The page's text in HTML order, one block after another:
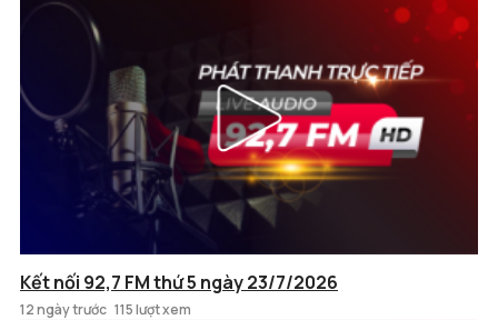
Kết nối 92,7 FM thứ 5 ngày 23/7/2026
12 ngày trước 115 lượt xem